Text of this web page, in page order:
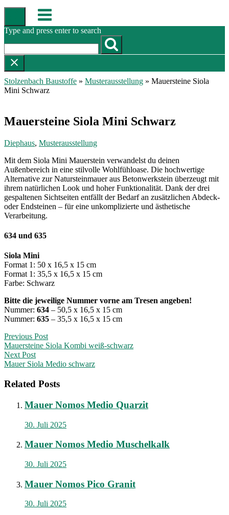
Skip
content
Menu
Type and press enter to search
Stolzenbach Baustoffe » Musterausstellung » Mauersteine Siola
Mini Schwarz
Mauersteine Siola Mini Schwarz
Diephaus, Musterausstellung
Mit dem Siola Mini Mauerstein verwandelst du deinen
Außenbereich in eine stilvolle Wohlfühloase. Die hochwertige
Alternative zur Natursteinmauer aus Betonwerkstein überzeugt mit
ihrem natürlichen Look und hoher Funktionalität. Dank der drei
gespaltenen Sichtseiten entfällt der Bedarf an zusätzlichen Abdeck-
oder Endsteinen – für eine unkomplizierte und ästhetische
Verarbeitung.
634 und 635
Siola Mini
Format 1: 50 x 16,5 x 15 cm
Format 1: 35,5 x 16,5 x 15 cm
Farbe: Schwarz
Bitte die jeweilige Nummer vorne am Tresen angeben!
Nummer: 634 – 50,5 x 16,5 x 15 cm
Nummer: 635 – 35,5 x 16,5 x 15 cm
Post
navigation
Previous Post
Mauersteine Siola Kombi weiß-schwarz
Next Post
Mauer Siola Medio schwarz
Related Posts
Mauer Nomos Medio Quarzit
30. Juli 2025
Mauer Nomos Medio Muschelkalk
30. Juli 2025
Mauer Nomos Pico Granit
30. Juli 2025